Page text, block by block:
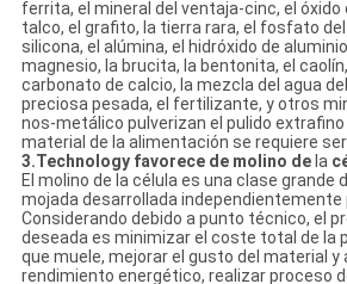
ferrita, el mineral del ventaja-cinc, el óxido
talco, el grafito, la tierra rara, el fosfato
silicona, el alúmina, el hidróxido de
magnesio, la brucita, la bentonita, el
carbonato de calcio, la mezcla del agua
preciosa pesada, el fertilizante, y otros
nos-metálico pulverizan el pulido extrafino
material de la alimentación se requiere
3.Technology favorece de molino dela
El molino de la célula es una clase grande
mojada desarrollada independientemente
Considerando debido a punto técnico, el
deseada es minimizar el coste total de la
que muele, mejorar el gusto del material y
rendimiento energético, realizar proceso